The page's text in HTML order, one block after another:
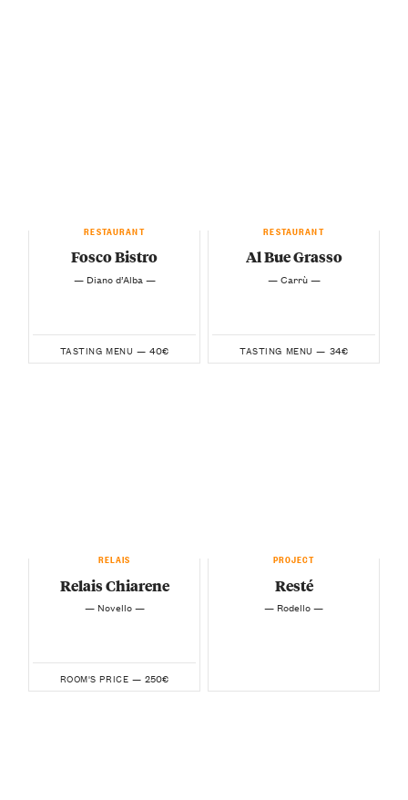
RESTAURANT
Fosco Bistro
— Diano d’Alba —
TASTING MENU — 40€
RESTAURANT
Al Bue Grasso
— Carrù —
TASTING MENU — 34€
RELAIS
Relais Chiarene
— Novello —
ROOM'S PRICE — 250€
PROJECT
Resté
— Rodello —